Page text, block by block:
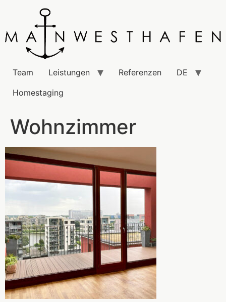
Team Leistungen Referenzen
DE
Homestaging
Wohnzimmer